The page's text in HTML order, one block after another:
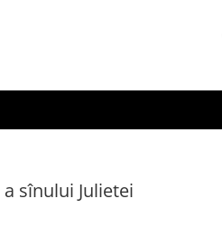
sînului Julietei